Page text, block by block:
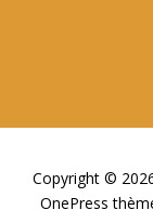
Copyright ©
OnePress